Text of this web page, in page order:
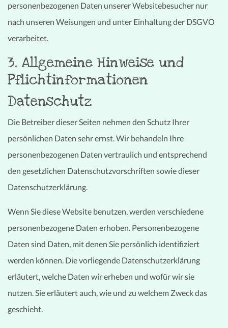
personenbezogenen Daten unserer Websitebesucher nur
nach unseren Weisungen und unter Einhaltung der DSGVO
verarbeitet.
3. Allgemeine Hinweise und
Pflicht­informationen
Datenschutz
Die Betreiber dieser Seiten nehmen den Schutz Ihrer
persönlichen Daten sehr ernst. Wir behandeln Ihre
personenbezogenen Daten vertraulich und entsprechend
den gesetzlichen Datenschutzvorschriften sowie dieser
Datenschutzerklärung.
Wenn Sie diese Website benutzen, werden verschiedene
personenbezogene Daten erhoben. Personenbezogene
Daten sind Daten, mit denen Sie persönlich identifiziert
werden können. Die vorliegende Datenschutzerklärung
erläutert, welche Daten wir erheben und wofür wir sie
nutzen. Sie erläutert auch, wie und zu welchem Zweck das
geschieht.